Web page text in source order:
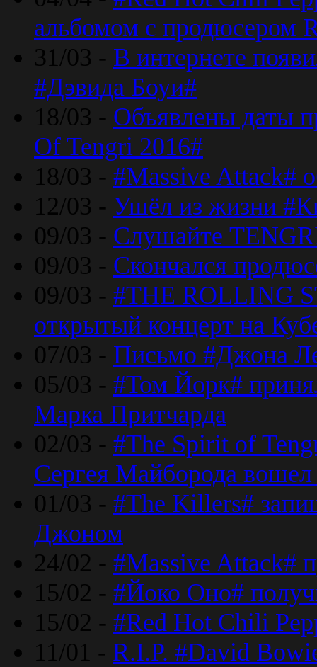
альбомом с продюсером
31/03 - В интернете
#Дэвида Боуи#
18/03 - Объявлены даты
Of Tengri 2016#
18/03 - #Massive Attack#
12/03 - Ушёл из жизни
09/03 - Слушайте
09/03 - Скончался
09/03 - #THE ROLLING
открытый концерт на
07/03 - Письмо #Джона
05/03 - #Том Йорк#
Марка Притчарда
02/03 - #The Spirit of
Сергея Майборода
01/03 - #The Killers#
Джоном
24/02 - #Massive Attack#
15/02 - #Йоко Оно#
15/02 - #Red Hot Chili
11/01 - R.I.P. #David